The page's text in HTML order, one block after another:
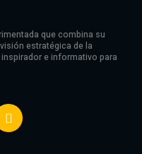
que combina su
estratégica de la
e informativo para